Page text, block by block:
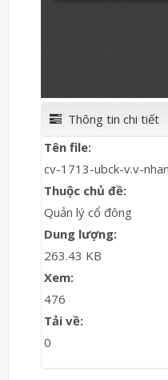
Thông tin chi tiết
Tên file:
cv-1713-ubck-v.v-
Thuộc chủ đề:
Quản lý cổ đông
Dung lượng:
263.43 KB
Xem:
476
Tải về:
0